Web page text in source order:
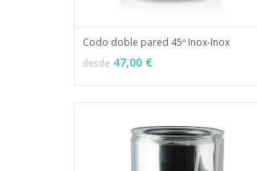
VER OPCIONES
Codo doble pared 45º Inox-Inox
desde 47,00 €